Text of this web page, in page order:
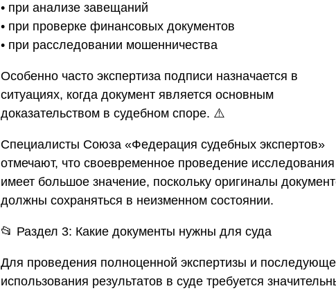
• при анализе завещаний
• при проверке финансовых документов
• при расследовании мошенничества
Особенно часто экспертиза подписи назначается в
ситуациях, когда документ является основным
доказательством в судебном споре. ⚠️
Специалисты Союза «Федерация судебных экспертов»
отмечают, что своевременное проведение исследования
имеет большое значение, поскольку оригиналы
должны сохраняться в неизменном состоянии.
📂 Раздел 3: Какие документы нужны для суда
Для проведения полноценной экспертизы и
использования результатов в суде требуется